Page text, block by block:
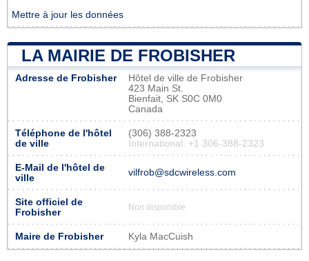
Mettre à jour les données
LA MAIRIE DE FROBISHER
Adresse de Frobisher
Hôtel de ville de Frobisher
423 Main St.
Bienfait, SK S0C 0M0
Canada
Téléphone de l'hôtel
de ville
(306) 388-2323
International: +1 306-388-2323
E-Mail de l'hôtel de
ville
vilfrob@sdcwireless.com
Site officiel de
Frobisher
Non disponible
Maire de Frobisher Kyla MacCuish